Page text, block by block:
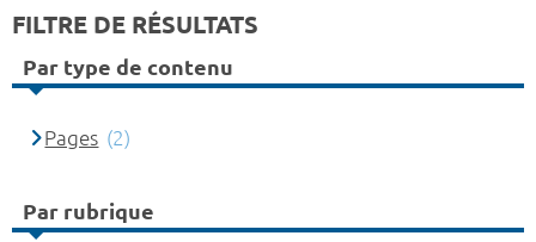
FILTRE DE RÉSULTATS
Par type de contenu
Pages (2)
Par rubrique